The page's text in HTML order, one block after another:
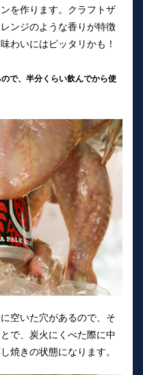
を作ります。クラフトザ
ンジのような香りが特徴
わいにはピッタリかも！
で、半分くらい飲んでから使
空いた穴があるので、そ
で、炭火にくべた際に中
焼きの状態になります。